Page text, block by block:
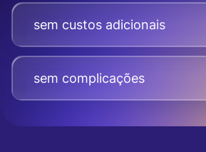
sem custos adicionais
sem complicações